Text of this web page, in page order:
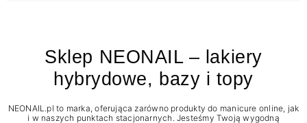
Sklep NEONAIL – lakiery
hybrydowe, bazy i topy
NEONAIL.pl to marka, oferująca zarówno produkty do manicure online, jak
i w naszych punktach stacjonarnych. Jesteśmy Twoją wygodną